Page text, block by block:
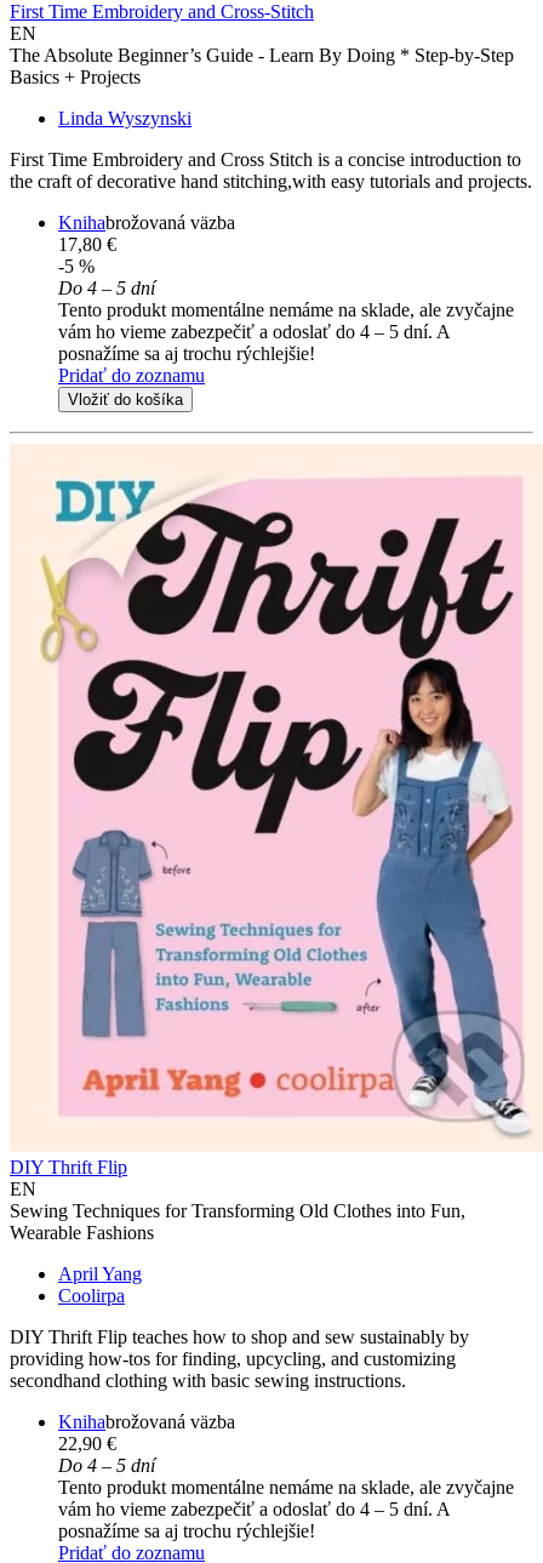
First Time Embroidery and Cross-Stitch
EN
The Absolute Beginner’s Guide - Learn By Doing * Step-by-Step
Basics + Projects
Linda Wyszynski
First Time Embroidery and Cross Stitch is a concise introduction to
the craft of decorative hand stitching,with easy tutorials and projects.
Knihabrožovaná väzba
17,80 €
-5 %
Do 4 – 5 dní
Tento produkt momentálne nemáme na sklade, ale zvyčajne
vám ho vieme zabezpečiť a odoslať do 4 – 5 dní. A
posnažíme sa aj trochu rýchlejšie!
Pridať do zoznamu
Vložiť do košíka
DIY Thrift Flip
EN
Sewing Techniques for Transforming Old Clothes into Fun,
Wearable Fashions
April Yang
Coolirpa
DIY Thrift Flip teaches how to shop and sew sustainably by
providing how-tos for finding, upcycling, and customizing
secondhand clothing with basic sewing instructions.
Knihabrožovaná väzba
22,90 €
Do 4 – 5 dní
Tento produkt momentálne nemáme na sklade, ale zvyčajne
vám ho vieme zabezpečiť a odoslať do 4 – 5 dní. A
posnažíme sa aj trochu rýchlejšie!
Pridať do zoznamu